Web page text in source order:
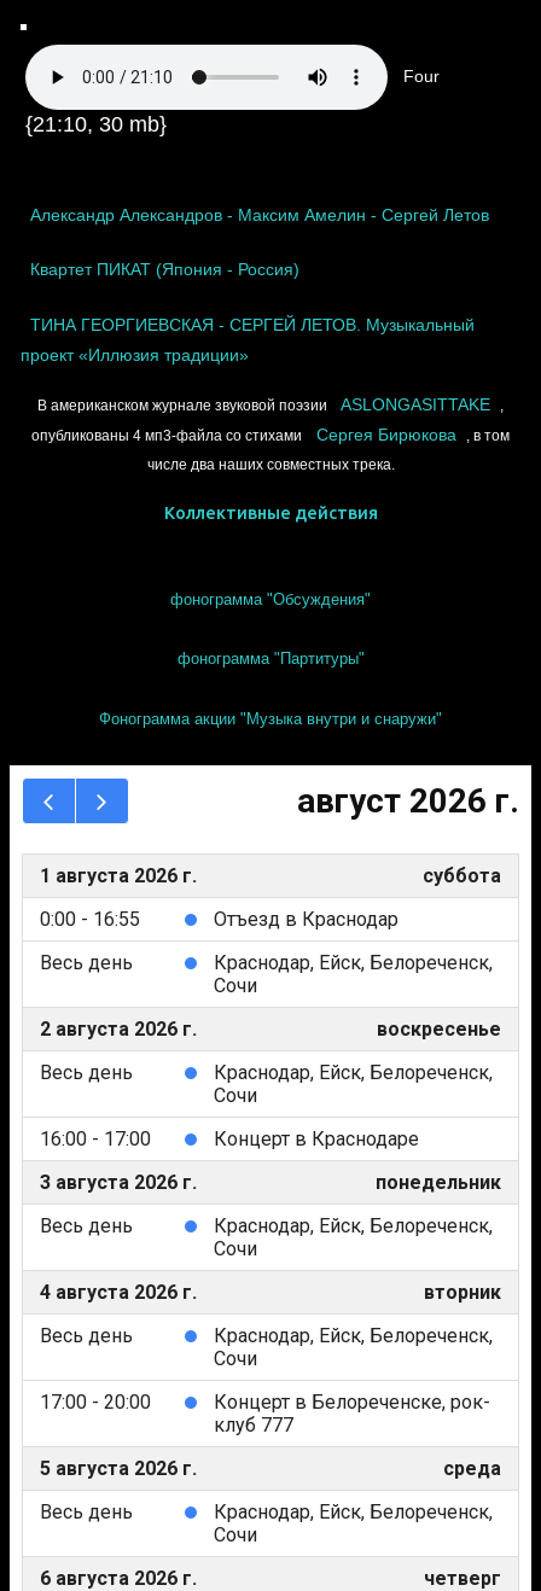
Four
{21:10, 30 mb}
Александр Александров - Максим Амелин - Сергей Летов
Квартет ПИКАТ (Япония - Россия)
ТИНА ГЕОРГИЕВСКАЯ - СЕРГЕЙ ЛЕТОВ. Музыкальный
проект «Иллюзия традиции»
В американском журнале звуковой поэзии ASLONGASITTAKE
,
опубликованы 4 мп3-файла со стихами
Сергея Бирюкова
, в том
числе два наших совместных трека.
Коллективные действия
фонограмма "Обсуждения"
фонограмма "Партитуры"
Фонограмма акции "Музыка внутри и снаружи"